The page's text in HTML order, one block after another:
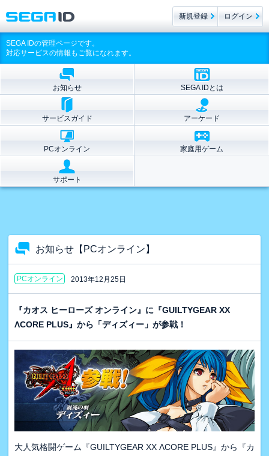
SEGA IDの管理ページです。
対応サービスの情報もご覧になれます。
お知らせ SEGA IDとは
サービスガイド アーケード
PCオンライン 家庭用ゲーム
サポート
お知らせ【PCオンライン】
2013年12月25日
PCオンライン
『カオス ヒーローズ オンライン』に『GUILTYGEAR XX
ΛCORE PLUS』から「ディズィー」が参戦！
大人気格闘ゲーム『GUILTYGEAR XX ΛCORE PLUS』から『カ
新規登録 ログイン